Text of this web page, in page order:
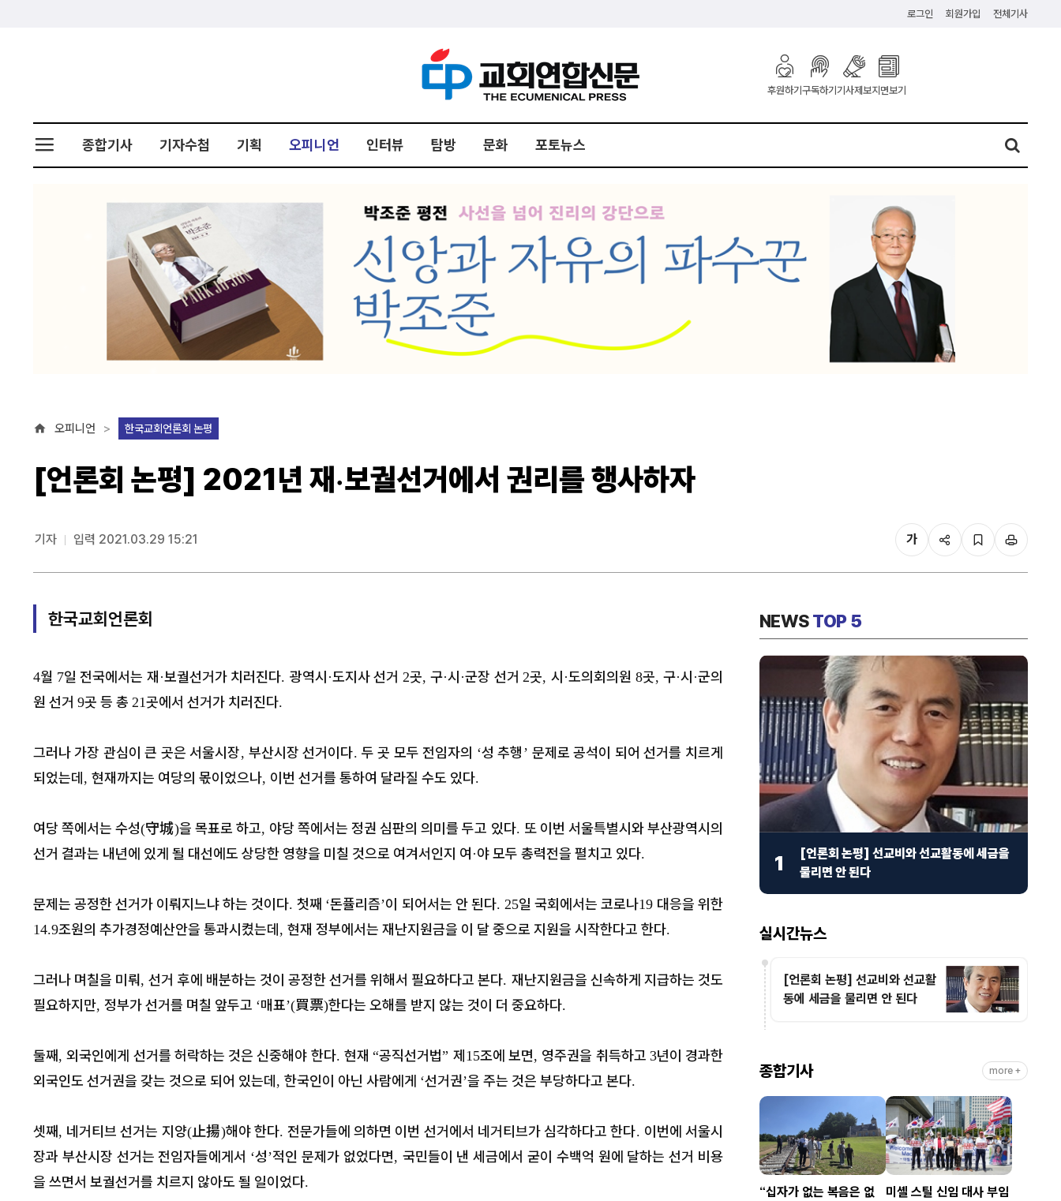
로그인 회원가입 전체기사
후원하기 구독하기기사제보지면보기
종합기사 기자수첩 기획 오피니언 인터뷰 탐방 문화 포토뉴스
오피니언 한국교회언론회 논평
[언론회 논평] 2021년 재·보궐선거에서 권리를 행사하자
기자 입력 2021.03.29 15:21 가
한국교회언론회
4월 7일 전국에서는 재 ·보궐선거가 치러진다. 광역시 ·도지사 선거 2곳,구·시 ·군장 선거2곳, 시 ·도의회의원 8곳,구·시 ·군의
원 선거 9곳 등 총 21곳에서 선거가 치러진다.
그러나 가장 관심이 큰 곳은 서울시장, 부산시장 선거이다. 두 곳 모두 전임자의 ‘성 추행 ’ 문제로 공석이 되어 선거를 치르게
되었는데 , 현재까지는 여당의 몫이었으나, 이번 선거를 통하여 달라질 수도 있다.
여당 쪽에서는 수성(守城)을 목표로 하고, 야당 쪽에서는 정권 심판의 의미를 두고 있다. 또 이번 서울특별시와 부산광역시의
선거 결과는 내년에 있게 될 대선에도 상당한 영향을 미칠 것으로 여겨서인지 여 ·야 모두 총력전을 펼치고 있다.
문제는 공정한 선거가 이뤄지느냐 하는 것이다.첫째 ‘돈퓰리즘’이 되어서는 안 된다. 25일 국회에서는 코로나19 대응을 위한
14.9조원의 추가경정예산안을 통과시켰는데 , 현재 정부에서는 재난지원금을 이 달 중으로 지원을 시작한다고 한다.
그러나 며칠을 미뤄 ,선거 후에 배분하는 것이 공정한 선거를 위해서 필요하다고 본다. 재난지원금을 신속하게 지급하는 것도
필요하지만, 정부가 선거를 며칠 앞두고 ‘매표’(買票)한다는 오해를 받지 않는 것이 더 중요하다.
둘째 ,외국인에게 선거를 허락하는 것은 신중해야 한다.현재“공직선거법” 제 15조에 보면, 영주권을 취득하고 3년이 경과한
외국인도 선거권을 갖는 것으로 되어 있는데 , 한국인이 아닌 사람에게 ‘선거권’을 주는 것은 부당하다고 본다.
셋째 , 네거티브 선거는 지양(止揚)해야 한다. 전문가들에 의하면 이번 선거에서 네거티브가 심각하다고 한다. 이번에 서울시
장과 부산시장 선거는 전임자들에게서 ‘성’적인 문제가 없었다면, 국민들이 낸 세금에서 굳이 수백억 원에 달하는 선거 비용
을 쓰면서 보궐선거를 치르지 않아도 될 일이었다.
NEWSTOP 5
1
[언론회 논평] 선교비와 선교활동에 세금을
물리면 안 된다
실시간뉴스
[언론회 논평] 선교비와 선교활
동에 세금을 물리면 안 된다
종합기사 more +
“십자가 없는 복음은 없
미셸 스틸 신임 대사 부임